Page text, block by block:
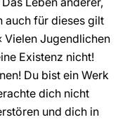
auch für dieses gilt
Vielen Jugendlichen
Existenz nicht!
Du bist ein Werk
dich nicht
und dich in